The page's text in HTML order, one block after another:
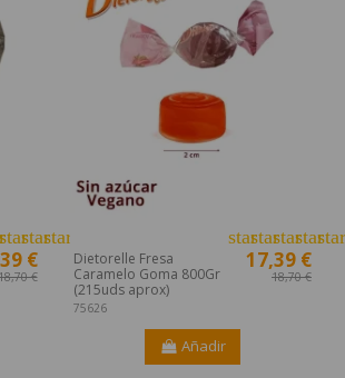
€
€
starstar_half
Dietorelle Fresa
Caramelo Goma 800Gr
(215uds aprox)
75626
17,39 €
18,70 €
starstarstarstar
Añadir